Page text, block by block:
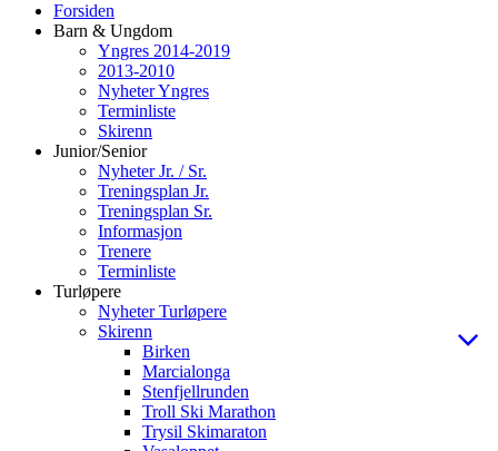
Forsiden
Barn & Ungdom
Yngres 2014-2019
2013-2010
Nyheter Yngres
Terminliste
Skirenn
Junior/Senior
Nyheter Jr. / Sr.
Treningsplan Jr.
Treningsplan Sr.
Informasjon
Trenere
Terminliste
Turløpere
Nyheter Turløpere
Skirenn
Birken
Marcialonga
Stenfjellrunden
Troll Ski Marathon
Trysil Skimaraton